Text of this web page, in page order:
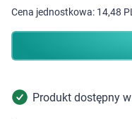
Higiena
Kosmetyki
Mężczyzna
Cena jednostkowa: 14,48
Produkt dostępny